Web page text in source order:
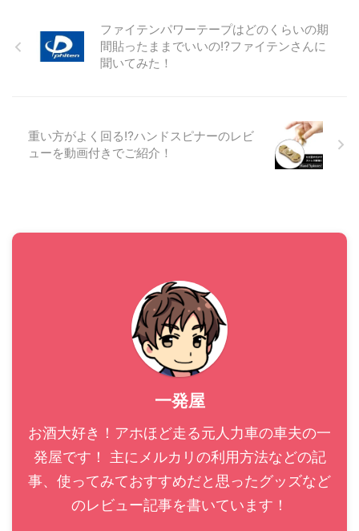
イプだと耳が痛くなったり外
の音が聴こえなくて危ないと
いったことがあると思いま
いる『耳をふさがない』タイ
プの完全ワイヤレスイヤホン
ファイテンパワーテープはどのくらいの期
間貼ったままでいいの⁉ファイテンさんに
聞いてみた！
重い方がよく回る⁉ハンドスピナーのレビ
ューを動画付きでご紹介！
一発屋
お酒大好き！アホほど走る元人力車の車夫の一
発屋です！ 主にメルカリの利用方法などの記
事、使ってみておすすめだと思ったグッズなど
のレビュー記事を書いています！